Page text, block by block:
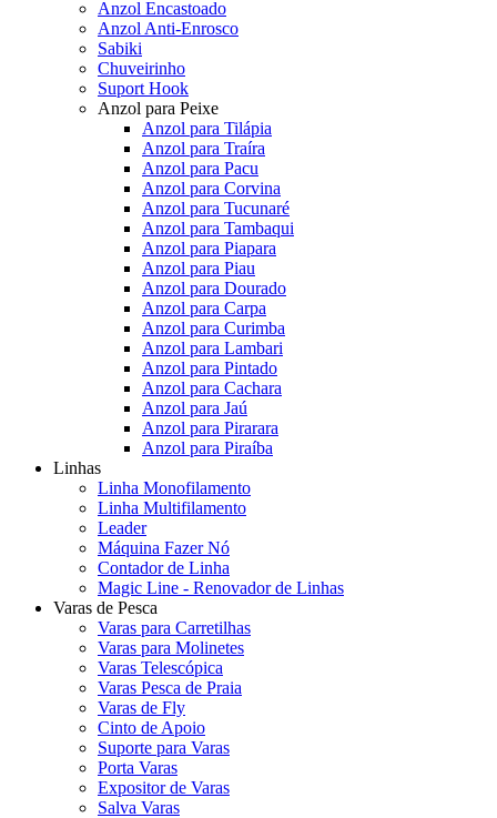
Anzol Encastoado
Anzol Anti-Enrosco
Sabiki
Chuveirinho
Suport Hook
Anzol para Peixe
Anzol para Tilápia
Anzol para Traíra
Anzol para Pacu
Anzol para Corvina
Anzol para Tucunaré
Anzol para Tambaqui
Anzol para Piapara
Anzol para Piau
Anzol para Dourado
Anzol para Carpa
Anzol para Curimba
Anzol para Lambari
Anzol para Pintado
Anzol para Cachara
Anzol para Jaú
Anzol para Pirarara
Anzol para Piraíba
Linhas
Linha Monofilamento
Linha Multifilamento
Leader
Máquina Fazer Nó
Contador de Linha
Magic Line - Renovador de Linhas
Varas de Pesca
Varas para Carretilhas
Varas para Molinetes
Varas Telescópica
Varas Pesca de Praia
Varas de Fly
Cinto de Apoio
Suporte para Varas
Porta Varas
Expositor de Varas
Salva Varas